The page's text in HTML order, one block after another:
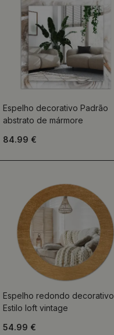
Espelho decorativo Padrão
abstrato de mármore
84.99 €
Espelho redondo decorativo
Estilo loft vintage
54.99 €